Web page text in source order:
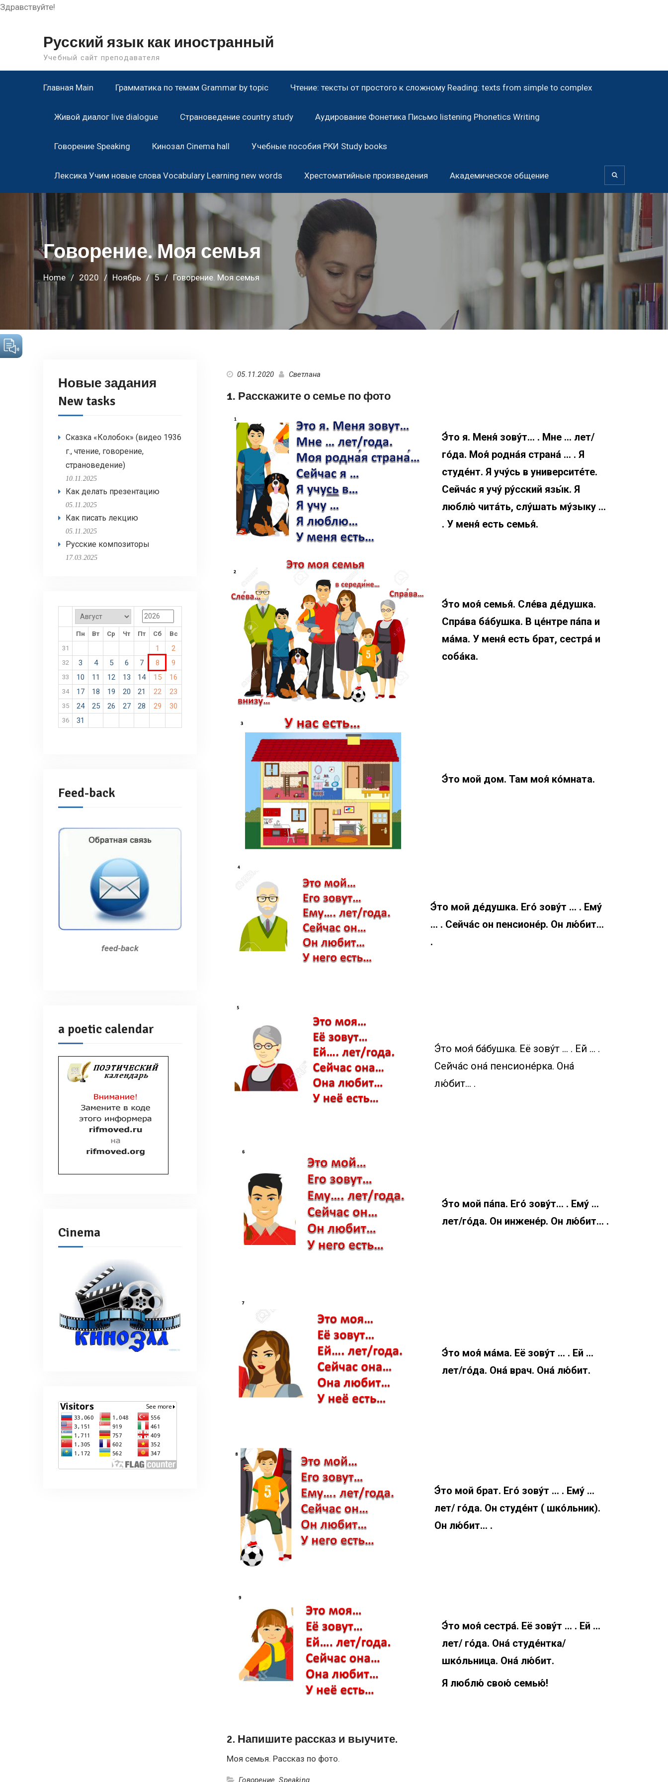
Здравствуйте!
Русский язык как иностранный
Учебный сайт преподавателя
Главная Main Грамматика по темам Grammar by topic Чтение: тексты от простого к сложному Reading: texts from simple to complex
Живой диалог live dialogue Страноведение country study Аудирование Фонетика Письмо listening Phonetics Writing
Говорение Speaking Кинозал Cinema hall Учебные пособия РКИ Study books
Лексика Учим новые слова Vocabulary Learning new words Хрестоматийные произведения Академическое общение
Говорение. Моя семья
Home 2020 Ноябрь 5 Говорение. Моя семья
05.11.2020 Светлана
1. Расскажите о семье по фото
Э́то я. Меня́ зову́т… . Мне … лет/
го́да. Моя́ родна́я страна́ … . Я
студе́нт. Я учу́сь в университе́те.
Сейча́с я учу́ ру́сский язы́к. Я
люблю́ чита́ть, слу́шать му́зыку …
. У меня́ есть семья́.
Э́то моя́ семья́. Сле́ва де́душка.
Спра́ва ба́бушка. В це́нтре па́па и
ма́ма. У меня́ есть брат, сестра́ и
соба́ка.
Э́то мой дом. Там моя́ ко́мната.
Э́то мой де́душка. Его́ зову́т … . Ему́
… . Сейча́с он пенсионе́р. Он лю́бит…
.
Э́то моя́ ба́бушка. Её зову́т … . Ей … .
Сейча́с она́ пенсионе́рка. Она́
лю́бит… .
Э́то мой па́па. Его́ зову́т… . Ему́ …
лет/го́да. Он инжене́р. Он лю́бит… .
Э́то моя́ ма́ма. Её зову́т … . Ей …
лет/го́да. Она́ врач. Она́ лю́бит.
Э́то мой брат. Его́ зову́т … . Ему́ …
лет/ го́да. Он студе́нт ( шко́льник).
Он лю́бит… .
Э́то моя́ сестра́. Её зову́т … . Ей …
лет/ го́да. Она́ студе́нтка/
шко́льница. Она́ лю́бит.
Я люблю́ свою́ семью́!
2. Напишите рассказ и выучите.
Моя семья. Рассказ по фото.
Говорение. Speaking
Новые задания
New tasks
Сказка «Колобок» (видео 1936
г., чтение, говорение,
страноведение)
10.11.2025
Как делать презентацию
05.11.2025
Как писать лекцию
05.11.2025
Русские композиторы
17.03.2025
Пн Вт Ср Чт Пт Сб
Вс
31
1 2
32 3 4 5 6 7 8 9
33 10 11 12 13 14 15 16
34 17 18 19 20 21 22 23
35 24 25 26 27 28 29 30
36 31
Feed-back
feed-back
a poetic calendar
Cinema